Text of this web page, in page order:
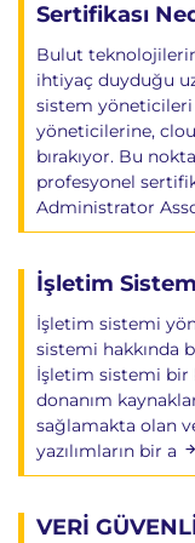
Azure
Network
IP Flow Verify
Next Hop
Network
Bu eğitim,
Administrator
amacıyla
Katılımcılar
ve izleme
beceri kazanırlar.
Sertifikası
Bulut
ihtiyaç duyduğu
sistem
yöneticilerine,
bırakıyor. Bu
profesyonel
Administrator
İşletim
İşletim sistemi
sistemi hakkında
İşletim sistemi bir
donanım
sağlamakta olan
yazılımların bir a
VERİ